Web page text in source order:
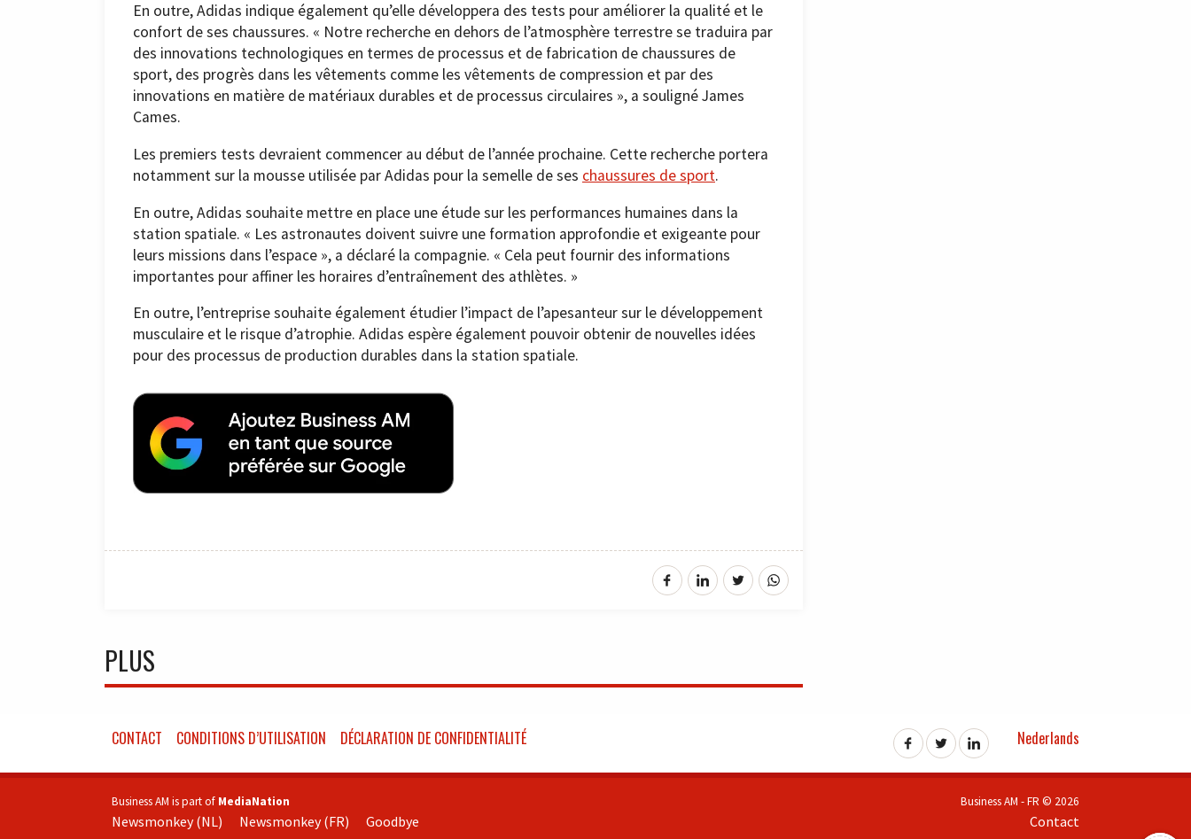
En outre, Adidas indique également qu’elle développera des tests pour améliorer la qualité et le
confort de ses chaussures. « Notre recherche en dehors de l’atmosphère terrestre se traduira par
des innovations technologiques en termes de processus et de fabrication de chaussures de
sport, des progrès dans les vêtements comme les vêtements de compression et par des
innovations en matière de matériaux durables et de processus circulaires », a souligné James
Cames.
Les premiers tests devraient commencer au début de l’année prochaine. Cette recherche portera
notamment sur la mousse utilisée par Adidas pour la semelle de ses chaussures de sport.
En outre, Adidas souhaite mettre en place une étude sur les performances humaines dans la
station spatiale. « Les astronautes doivent suivre une formation approfondie et exigeante pour
leurs missions dans l’espace », a déclaré la compagnie. « Cela peut fournir des informations
importantes pour affiner les horaires d’entraînement des athlètes. »
En outre, l’entreprise souhaite également étudier l’impact de l’apesanteur sur le développement
musculaire et le risque d’atrophie. Adidas espère également pouvoir obtenir de nouvelles idées
pour des processus de production durables dans la station spatiale.
PLUS
CONTACT CONDITIONS D’UTILISATION DÉCLARATION DE CONFIDENTIALITÉ Nederlands
Business AM is part of MediaNation
Newsmonkey (NL) Newsmonkey (FR) Goodbye
Business AM - FR © 2026
Contact